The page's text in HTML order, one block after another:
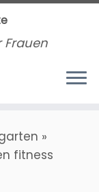
Frauen
»
fitness